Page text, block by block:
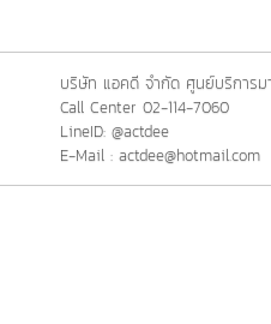
บริษัท แอคดี จำกัด ศูนย์บริการม
Call Center 02-114-7060
LineID: @actdee
E-Mail : actdee@hotmail.com